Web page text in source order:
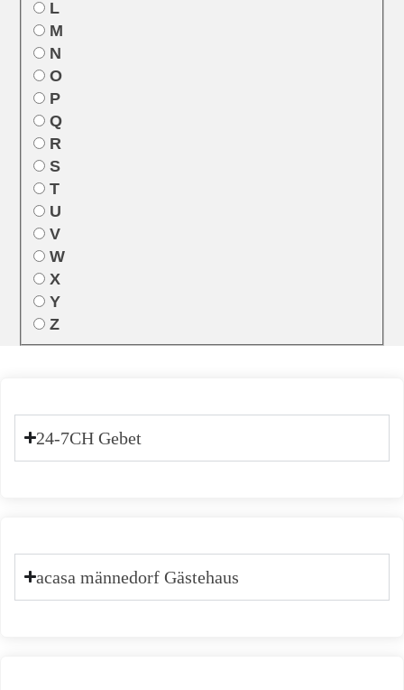
L
M
N
O
P
Q
R
S
T
U
V
W
X
Y
Z
24-7CH Gebet
acasa männedorf Gästehaus